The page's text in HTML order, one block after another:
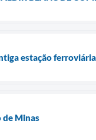
estação ferroviária
de Minas